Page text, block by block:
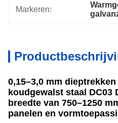
Markeren:
0,15–3,0 mm
koudgewalst staal DC03
breedte van 750–1250
panelen en